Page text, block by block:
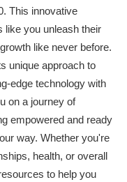
This innovative
like you unleash their
like never before.
unique approach to
edge technology with
on a journey of
empowered and ready
way. Whether you're
health, or overall
to help you